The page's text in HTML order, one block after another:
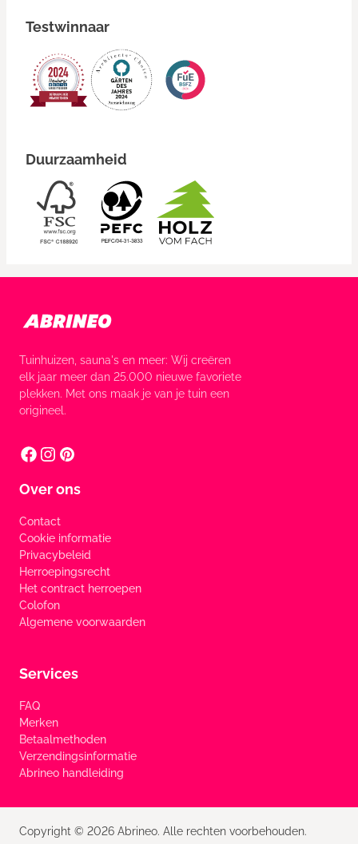
Testwinnaar
Duurzaamheid
Tuinhuizen, sauna's en meer: Wij creëren
elk jaar meer dan 25.000 nieuwe favoriete
plekken. Met ons maak je van je tuin een
origineel.
Over ons
Contact
Cookie informatie
Privacybeleid
Herroepingsrecht
Het contract herroepen
Colofon
Algemene voorwaarden
Services
FAQ
Merken
Betaalmethoden
Verzendingsinformatie
Abrineo handleiding
Copyright © 2026 Abrineo. Alle rechten voorbehouden.